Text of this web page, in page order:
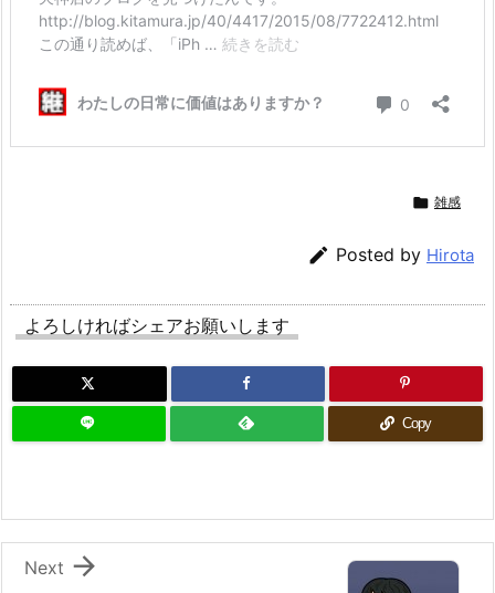
 雑感
 Posted by Hirota
よろしければシェアお願いします
Copy

Next